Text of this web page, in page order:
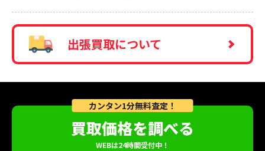
出張買取について
カンタン1分無料査定！
買取価格を調べる
WEBは24時間受付中！